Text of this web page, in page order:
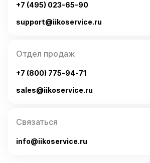
+7 (495) 023-65-90
support@iikoservice.ru
Отдел продаж
+7 (800) 775-94-71
sales@iikoservice.ru
Связаться
info@iikoservice.ru